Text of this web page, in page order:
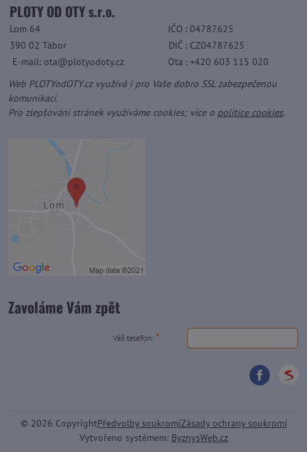
PLOTY OD OTY s.r.o.
Lom 64 IČO : 04787625
390 02 Tábor
DIČ : CZ04787625
E-mail: ota@plotyodoty.cz
Ota : +420 603 115 020
Web PLOTYodOTY.cz využívá i pro Vaše dobro SSL zabezpečenou
komunikaci.
Pro zlepšování stránek využíváme cookies; více o politice cookies.
Zavoláme Vám zpět
© 2026 CopyrightPředvolby soukromíZásady ochrany soukromí
Vytvořeno systémem: ByznysWeb.cz